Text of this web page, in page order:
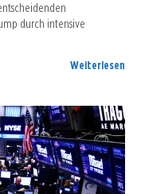
durch intensive
Weiterlesen